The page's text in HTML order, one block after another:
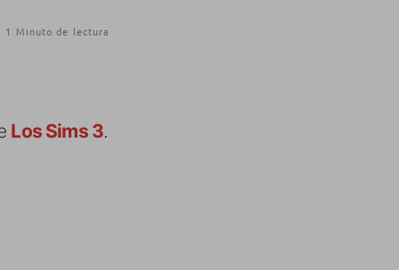
1 Minuto de lectura
Los Sims 3.